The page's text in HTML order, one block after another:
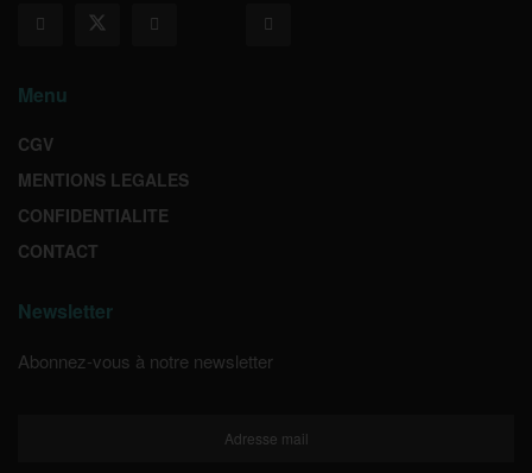
Menu
CGV
MENTIONS LEGALES
CONFIDENTIALITE
CONTACT
Newsletter
Abonnez-vous à notre newsletter